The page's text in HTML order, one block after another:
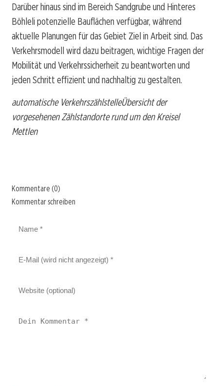
Darüber hinaus sind im Bereich Sandgrube und Hinteres
Böhleli potenzielle Bauflächen verfügbar, während
aktuelle Planungen für das Gebiet Ziel in Arbeit sind. Das
Verkehrsmodell wird dazu beitragen, wichtige Fragen der
Mobilität und Verkehrssicherheit zu beantworten und
jeden Schritt effizient und nachhaltig zu gestalten.
automatische VerkehrszählstelleÜbersicht der
vorgesehenen Zählstandorte rund um den Kreisel
Mettlen
Kommentare (0)
Kommentar schreiben